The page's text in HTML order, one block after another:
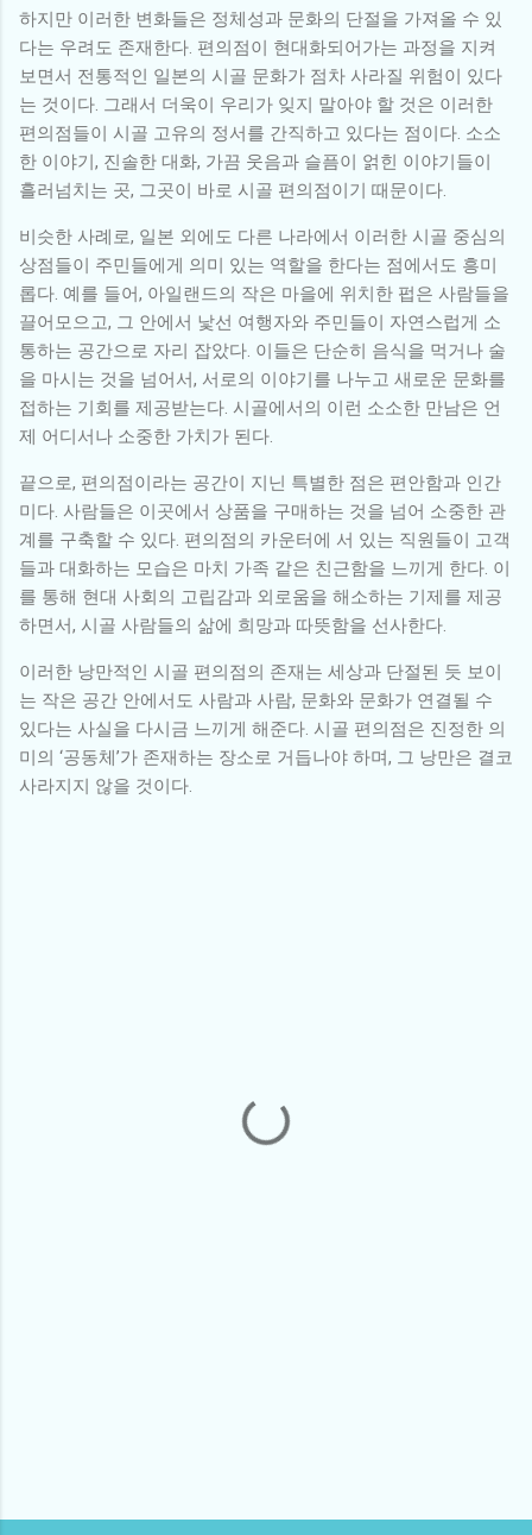
하지만 이러한 변화들은 정체성과 문화의 단절을 가져올 수 있
다는 우려도 존재한다. 편의점이 현대화되어가는 과정을 지켜
보면서 전통적인 일본의 시골 문화가 점차 사라질 위험이 있다
는 것이다. 그래서 더욱이 우리가 잊지 말아야 할 것은 이러한
편의점들이 시골 고유의 정서를 간직하고 있다는 점이다. 소소
한 이야기, 진솔한 대화, 가끔 웃음과 슬픔이 얽힌 이야기들이
흘러넘치는 곳, 그곳이 바로 시골 편의점이기 때문이다.
비슷한 사례로, 일본 외에도 다른 나라에서 이러한 시골 중심의
상점들이 주민들에게 의미 있는 역할을 한다는 점에서도 흥미
롭다. 예를 들어, 아일랜드의 작은 마을에 위치한 펍은 사람들을
끌어모으고, 그 안에서 낯선 여행자와 주민들이 자연스럽게 소
통하는 공간으로 자리 잡았다. 이들은 단순히 음식을 먹거나 술
을 마시는 것을 넘어서, 서로의 이야기를 나누고 새로운 문화를
접하는 기회를 제공받는다. 시골에서의 이런 소소한 만남은 언
제 어디서나 소중한 가치가 된다.
끝으로, 편의점이라는 공간이 지닌 특별한 점은 편안함과 인간
미다. 사람들은 이곳에서 상품을 구매하는 것을 넘어 소중한 관
계를 구축할 수 있다. 편의점의 카운터에 서 있는 직원들이 고객
들과 대화하는 모습은 마치 가족 같은 친근함을 느끼게 한다. 이
를 통해 현대 사회의 고립감과 외로움을 해소하는 기제를 제공
하면서, 시골 사람들의 삶에 희망과 따뜻함을 선사한다.
이러한 낭만적인 시골 편의점의 존재는 세상과 단절된 듯 보이
는 작은 공간 안에서도 사람과 사람, 문화와 문화가 연결될 수
있다는 사실을 다시금 느끼게 해준다. 시골 편의점은 진정한 의
미의 ‘공동체’가 존재하는 장소로 거듭나야 하며, 그 낭만은 결코
사라지지 않을 것이다.